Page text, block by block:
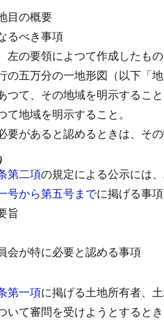
目の概要
るべき事項
左の要領によつて作成したもの
の五万分の一地形図（以下「
つて、その地域を明示するこ
地域を明示すること。
要があると認めるときは、そ
第二項の規定による公示には
号から第五号までに掲げる事項
旨
会が特に必要と認める事項
第一項に掲げる土地所有者、
て審問を受けようとするとき